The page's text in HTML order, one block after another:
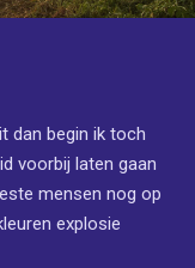
dan begin ik toch
voorbij laten gaan
mensen nog op
explosie